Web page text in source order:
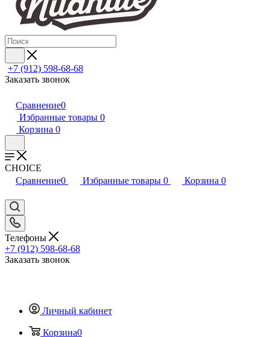
+7 (912) 598-68-68
Заказать звонок
Сравнение0
Избранные товары 0
Корзина 0
CHOICE
Сравнение0 Избранные товары 0 Корзина 0
Телефоны
+7 (912) 598-68-68
Заказать звонок
Личный кабинет
Корзина0